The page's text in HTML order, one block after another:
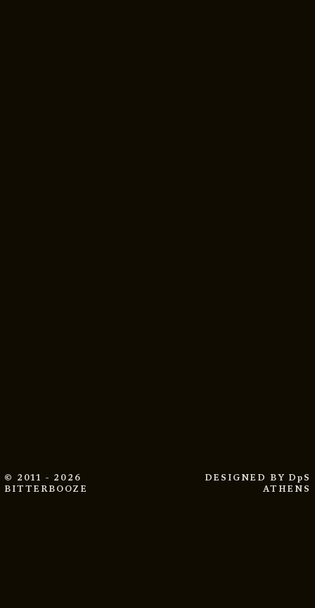
© 2011 - 2026
BITTERBOOZE
DESIGNED BY DpS
ATHENS